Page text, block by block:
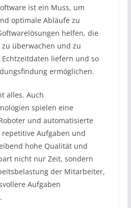
ist ein Muss, um
optimale Abläufe zu
helfen, die
überwachen und zu
liefern und so
ermöglichen.
alles. Auch
spielen eine
und automatisierte
Aufgaben und
hohe Qualität und
nicht nur Zeit, sondern
der Mitarbeiter,
Aufgaben